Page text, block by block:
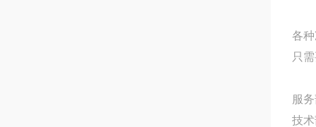
各
只
服
技